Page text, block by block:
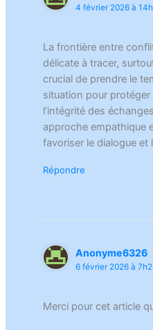
4 février 2026 à
La frontière entre
délicate à tracer,
crucial de prendre le
situation pour
l’intégrité des
approche empathique
favoriser le dialogue
Répondre
Anonyme6326
6 février 2026 à
Merci pour cet article